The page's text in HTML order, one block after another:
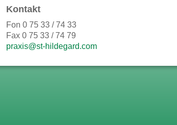
Kontakt
Fon 0 75 33 / 74 33
Fax 0 75 33 / 74 79
praxis@st-hildegard.com